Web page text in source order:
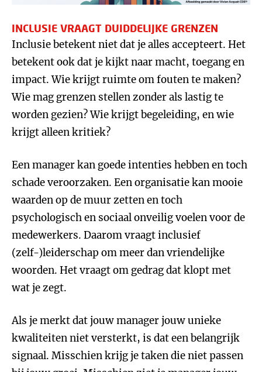
INCLUSIE VRAAGT DUIDDELIJKE GRENZEN
Inclusie betekent niet dat je alles accepteert. Het
betekent ook dat je kijkt naar macht, toegang en
impact. Wie krijgt ruimte om fouten te maken?
Wie mag grenzen stellen zonder als lastig te
worden gezien? Wie krijgt begeleiding, en wie
krijgt alleen kritiek?
Een manager kan goede intenties hebben en toch
schade veroorzaken. Een organisatie kan mooie
waarden op de muur zetten en toch
psychologisch en sociaal onveilig voelen voor de
medewerkers. Daarom vraagt inclusief
(zelf-)leiderschap om meer dan vriendelijke
woorden. Het vraagt om gedrag dat klopt met
wat je zegt.
Als je merkt dat jouw manager jouw unieke
kwaliteiten niet versterkt, is dat een belangrijk
signaal. Misschien krijg je taken die niet passen